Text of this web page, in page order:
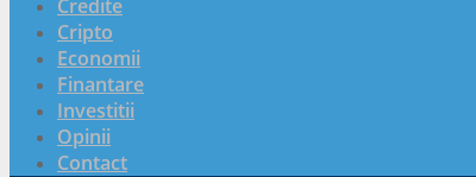
Credite
Cripto
Economii
Finantare
Investitii
Opinii
Contact